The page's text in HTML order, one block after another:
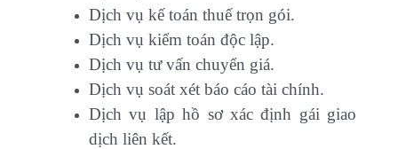
Dịch vụ kế toán thuế trọn gói.
Dịch vụ kiểm toán độc lập.
Dịch vụ tư vấn chuyển giá.
Dịch vụ soát xét báo cáo tài chính.
Dịch vụ lập hồ sơ xác định gái giao
dịch liên kết.